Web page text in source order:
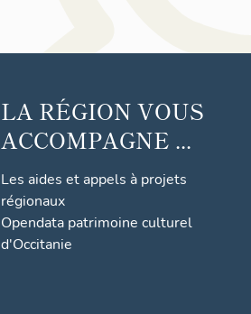
LA RÉGION VOUS
ACCOMPAGNE ...
Les aides et appels à projets
régionaux
Opendata patrimoine culturel
d'Occitanie